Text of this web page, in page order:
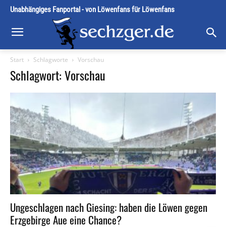
Unabhängiges Fanportal - von Löwenfans für Löwenfans
Start Schlagworte Vorschau
Schlagwort: Vorschau
Ungeschlagen nach Giesing: haben die Löwen gegen
Erzgebirge Aue eine Chance?